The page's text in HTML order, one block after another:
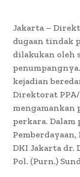
Jakarta –
dugaan tindak
dilakukan oleh
kejadian
Direktorat
mengamankan
perkara.
DKI Jakarta dr.
Pol. (Purn.)